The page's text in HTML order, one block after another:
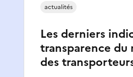
Les derniers
transparence du
des
actualités